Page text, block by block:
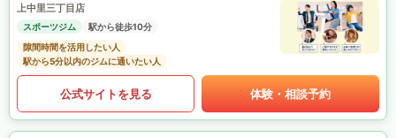
上中里三丁目店
スポーツジム
駅から徒歩10分
隙間時間を活用したい人
駅から5分以内のジムに通いたい人
公式サイトを見る 体験・相談予約